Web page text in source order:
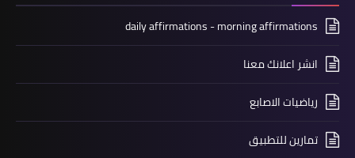
daily affirmations - morning affirmations
انشر اعلانك معنا
رياضيات الاصابع
تمارين للتطبيق